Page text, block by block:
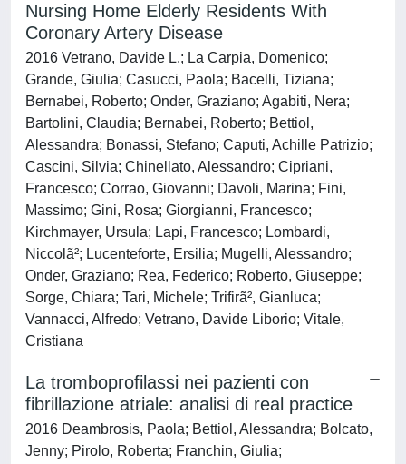
Nursing Home Elderly Residents With
Coronary Artery Disease
2016 Vetrano, Davide L.; La Carpia, Domenico;
Grande, Giulia; Casucci, Paola; Bacelli, Tiziana;
Bernabei, Roberto; Onder, Graziano; Agabiti, Nera;
Bartolini, Claudia; Bernabei, Roberto; Bettiol,
Alessandra; Bonassi, Stefano; Caputi, Achille Patrizio;
Cascini, Silvia; Chinellato, Alessandro; Cipriani,
Francesco; Corrao, Giovanni; Davoli, Marina; Fini,
Massimo; Gini, Rosa; Giorgianni, Francesco;
Kirchmayer, Ursula; Lapi, Francesco; Lombardi,
Niccolã²; Lucenteforte, Ersilia; Mugelli, Alessandro;
Onder, Graziano; Rea, Federico; Roberto, Giuseppe;
Sorge, Chiara; Tari, Michele; Trifirã², Gianluca;
Vannacci, Alfredo; Vetrano, Davide Liborio; Vitale,
Cristiana
La tromboprofilassi nei pazienti con
fibrillazione atriale: analisi di real practice
2016 Deambrosis, Paola; Bettiol, Alessandra; Bolcato,
Jenny; Pirolo, Roberta; Franchin, Giulia;